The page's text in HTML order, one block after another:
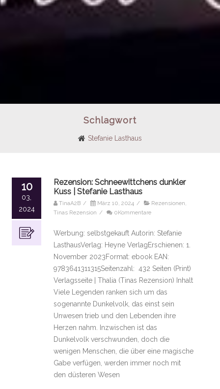
Schlagwort
Stefanie Lasthaus
10
03,
2024
Rezension: Schneewittchens dunkler
Kuss | Stefanie Lasthaus
TinaA2B / März 10, 2024 / Rezensionen,
Tinas Rezension / 0Kommentare
Werbung: selbstgekauft Autorin: Stefanie
LasthausVerlag: Heyne VerlagErschienen: 1.
November 2023Format: ebook EAN:
9783641311315Seitenzahl: 432 Seiten (Print)
Verlagsseite | Thalia (Tinas Rezension) Inhalt
Viele Legenden ranken sich um das
sogenannte Dunkelvolk, das einst sein
Unwesen trieb und den Lebenden ihre
Herzen nahm. Inzwischen ist das
Dunkelvolk verschwunden, doch die
wenigen Menschen, die über eine magische
Gabe verfügen, werden immer noch mit
den düsteren Wesen